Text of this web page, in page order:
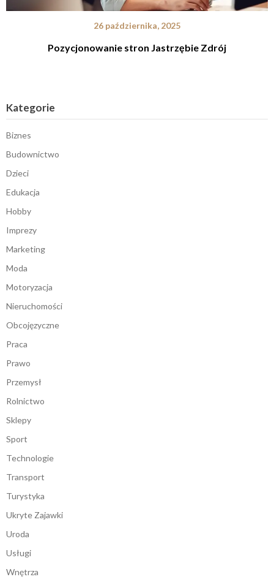
26 października, 2025
Pozycjonowanie stron Jastrzębie Zdrój
Kategorie
Biznes
Budownictwo
Dzieci
Edukacja
Hobby
Imprezy
Marketing
Moda
Motoryzacja
Nieruchomości
Obcojęzyczne
Praca
Prawo
Przemysł
Rolnictwo
Sklepy
Sport
Technologie
Transport
Turystyka
Ukryte Zajawki
Uroda
Usługi
Wnętrza